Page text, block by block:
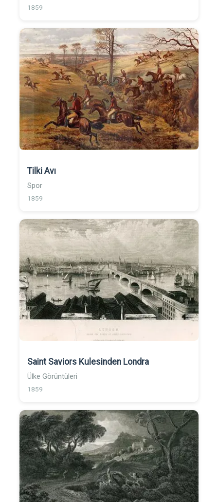
1859
Tilki Avı
Spor
1859
Saint Saviors Kulesinden Londra
Ülke Görüntüleri
1859